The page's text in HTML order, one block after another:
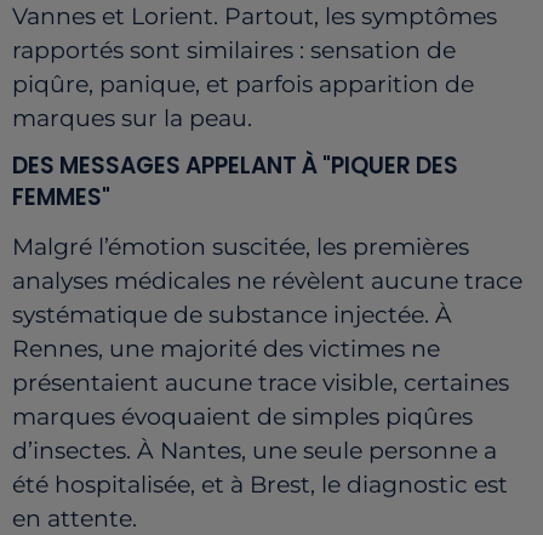
Vannes et Lorient. Partout, les symptômes
rapportés sont similaires : sensation de
piqûre, panique, et parfois apparition de
marques sur la peau.
DES MESSAGES APPELANT À "PIQUER DES
FEMMES"
Malgré l’émotion suscitée, les premières
analyses médicales ne révèlent aucune trace
systématique de substance injectée. À
Rennes, une majorité des victimes ne
présentaient aucune trace visible, certaines
marques évoquaient de simples piqûres
d’insectes. À Nantes, une seule personne a
été hospitalisée, et à Brest, le diagnostic est
en attente.